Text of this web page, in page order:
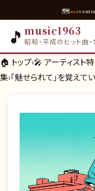
🗺aso
🎵 music1963
昭和・平成のヒット曲
🏠 トップ›🎤 アーティスト特
集›「魅せられて」を覚えて